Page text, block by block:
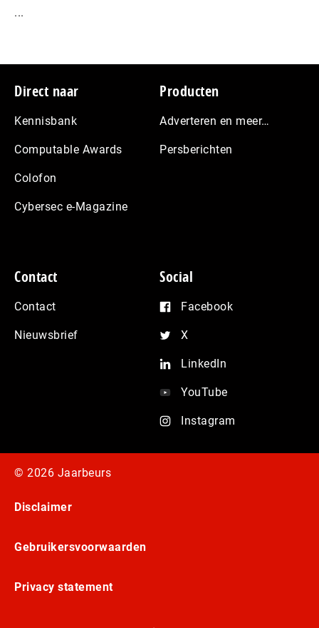
...
Footer
Direct naar
Kennisbank
Computable Awards
Colofon
Cybersec e-Magazine
Producten
Adverteren en meer…
Persberichten
Contact
Contact
Nieuwsbrief
Social
Facebook
X
LinkedIn
YouTube
Instagram
© 2026 Jaarbeurs
Disclaimer
Gebruikersvoorwaarden
Privacy statement